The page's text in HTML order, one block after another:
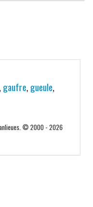
, gaufre, gueule,
© 2000 - 2026